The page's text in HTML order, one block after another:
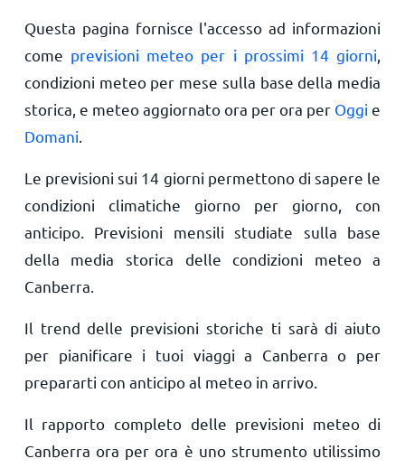
Questa pagina fornisce l'accesso ad informazioni
come previsioni meteo per i prossimi 14 giorni
condizioni meteo per mese sulla base della media
storica, e meteo aggiornato ora per ora per Oggi e
Domani
Le previsioni sui 14 giorni permettono di sapere le
condizioni climatiche giorno per giorno, con
anticipo. Previsioni mensili studiate sulla base
della media storica delle condizioni meteo a
Canberra.
Il trend delle previsioni storiche ti sarà di aiuto
per pianificare i tuoi viaggi a Canberra o per
prepararti con anticipo al meteo in arrivo.
Il rapporto completo delle previsioni meteo di
Canberra ora per ora è uno strumento utilissimo